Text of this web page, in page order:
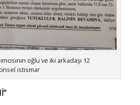
oğlu ve iki arkadaşı 12
istismar